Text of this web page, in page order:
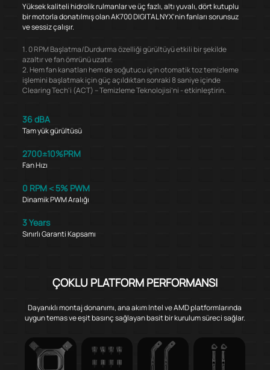
Yüksek kaliteli hidrolik rulmanlar ve üç fazlı, altı yuvalı, dört kutuplu
bir motorla donatılmış olan AK700 DIGITAL NYX'nin fanları sorunsuz
ve sessiz çalışır.
1. 0 RPM Başlatma/Durdurma özelliği gürültüyü etkili bir şekilde
azaltır ve fan ömrünü uzatır.
2. Hem fan kanatları hem de soğutucu için otomatik toz temizleme
işlemini başlatmak için güç açıldıktan sonraki 8 saniye içinde
Clearing Tech'i (ACT) – Temizleme Teknolojisi’ni - etkinleştirin.
36 dBA
Tam yük gürültüsü
2700±10%PRM
Fan Hızı
0 RPM＜5% PWM
Dinamik PWM Aralığı
3 Years
Sınırlı Garanti Kapsamı
ÇOKLU PLATFORM PERFORMANSI
Dayanıklı montaj donanımı, ana akım Intel ve AMD platformlarında
uygun temas ve eşit basınç sağlayan basit bir kurulum süreci sağlar.